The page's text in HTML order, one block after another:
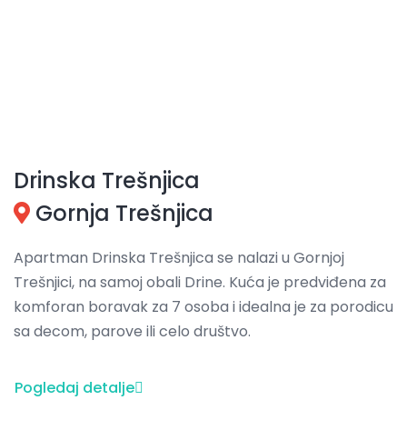
Drinska Trešnjica
Gornja Trešnjica
Apartman Drinska Trešnjica se nalazi u Gornjoj
Trešnjici, na samoj obali Drine. Kuća je predviđena za
komforan boravak za 7 osoba i idealna je za porodicu
sa decom, parove ili celo društvo.
Pogledaj detalje